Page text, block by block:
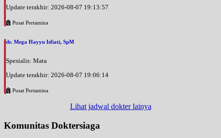
Update terakhir: 2026-08-07 19:13:57
Pusat Pertamina
dr. Mega Hayyu Isfiati, SpM
Spesialis: Mata
Update terakhir: 2026-08-07 19:06:14
Pusat Pertamina
Lihat jadwal dokter lainya
Komunitas Doktersiaga